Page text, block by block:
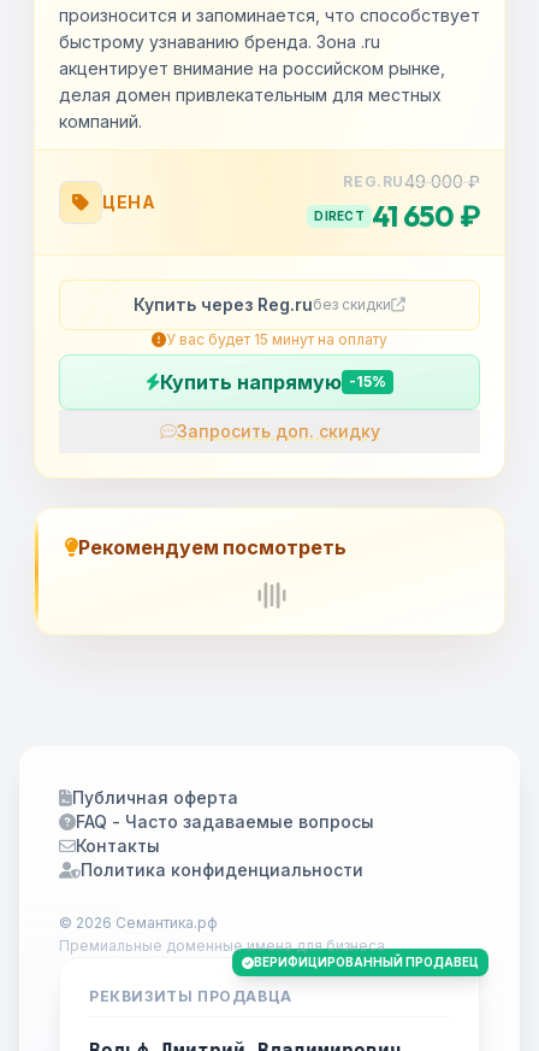
произносится и запоминается, что способствует
быстрому узнаванию бренда. Зона .ru
акцентирует внимание на российском рынке,
делая домен привлекательным для местных
компаний.
ЦЕНА
REG.RU49 000 ₽
DIRECT 41 650 ₽
Купить через Reg.ruбез скидки
У вас будет 15 минут на оплату
Купить напрямую -15%
Запросить доп. скидку
Рекомендуем посмотреть
Публичная оферта
FAQ - Часто задаваемые вопросы
Контакты
Политика конфиденциальности
© 2026 Семантика.рф
Премиальные доменные имена для бизнеса.
ВЕРИФИЦИРОВАННЫЙ ПРОДАВЕЦ
РЕКВИЗИТЫ ПРОДАВЦА